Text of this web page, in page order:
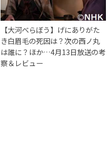
【大河べらぼう】げにありがた
き白眉毛の死因は？次の西ノ丸
は誰に？ほか…4月13日放送の考
察＆レビュー